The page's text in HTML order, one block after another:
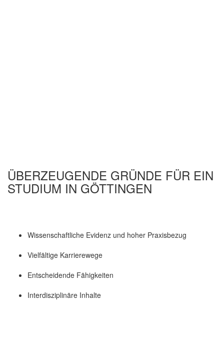
ÜBERZEUGENDE GRÜNDE FÜR EIN
STUDIUM IN GÖTTINGEN
Wissenschaftliche Evidenz und hoher Praxisbezug
Vielfältige Karrierewege
Entscheidende Fähigkeiten
Interdisziplinäre Inhalte